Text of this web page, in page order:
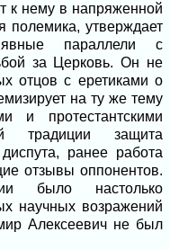
к нему в напряженной
полемика, утверждает
параллели с
за Церковь. Он не
отцов с еретиками о
на ту же тему
и протестантскими
традиции защита
ранее работа
отзывы оппонентов.
было настолько
научных возражений
Алексеевич не был